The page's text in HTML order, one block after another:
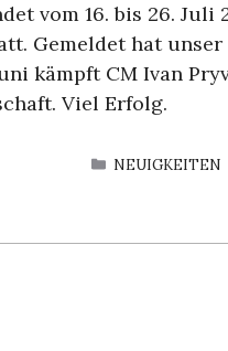
vom 16. bis 26. Juli
Gemeldet hat unser
kämpft CM Ivan
Viel Erfolg.
KATEGORIEN
NEUIGKEITEN